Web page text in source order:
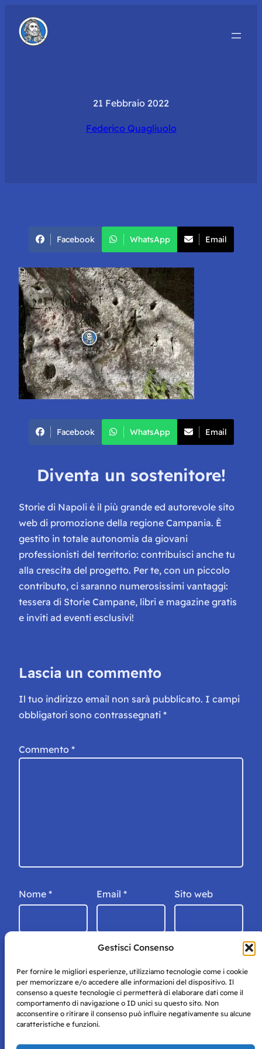
Gestisci Consenso
Per fornire le migliori esperienze, utilizziamo tecnologie come i cookie
per memorizzare e/o accedere alle informazioni del dispositivo. Il
consenso a queste tecnologie ci permetterà di elaborare dati come il
comportamento di navigazione o ID unici su questo sito. Non
acconsentire o ritirare il consenso può influire negativamente su alcune
caratteristiche e funzioni.
21 Febbraio 2022
Federico Quagliuolo
Facebook WhatsApp Email
Facebook WhatsApp Email
Diventa un sostenitore!
Storie di Napoli è il più grande ed autorevole sito
web di promozione della regione Campania. È
gestito in totale autonomia da giovani
professionisti del territorio: contribuisci anche tu
alla crescita del progetto. Per te, con un piccolo
contributo, ci saranno numerosissimi vantaggi:
tessera di Storie Campane, libri e magazine gratis
e inviti ad eventi esclusivi!
Lascia un commento
Il tuo indirizzo email non sarà pubblicato. I campi
obbligatori sono contrassegnati *
Commento *
Nome * Email * Sito web